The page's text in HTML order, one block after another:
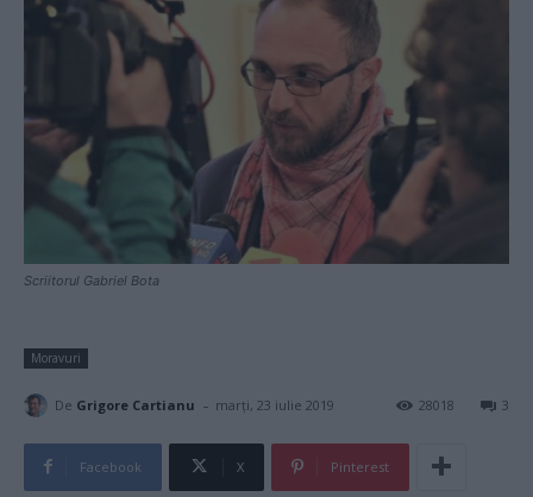
Scriitorul Gabriel Bota
Moravuri
De Grigore Cartianu - marți, 23 iulie 2019 3
28018
Facebook X Pinterest